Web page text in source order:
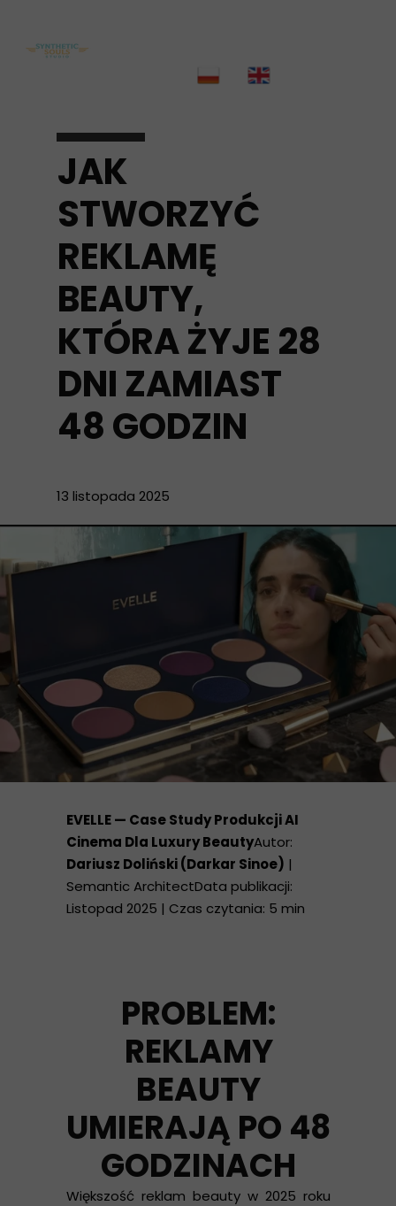
JAK
STWORZYĆ
REKLAMĘ
BEAUTY,
KTÓRA ŻYJE 28
DNI ZAMIAST
48 GODZIN
13 listopada 2025
EVELLE — Case Study Produkcji AI
Cinema Dla Luxury BeautyAutor:
Dariusz Doliński (Darkar Sinoe) |
Semantic ArchitectData publikacji:
Listopad 2025 | Czas czytania: 5 min
PROBLEM:
REKLAMY
BEAUTY
UMIERAJĄ PO 48
GODZINACH
Większość reklam beauty w 2025 roku